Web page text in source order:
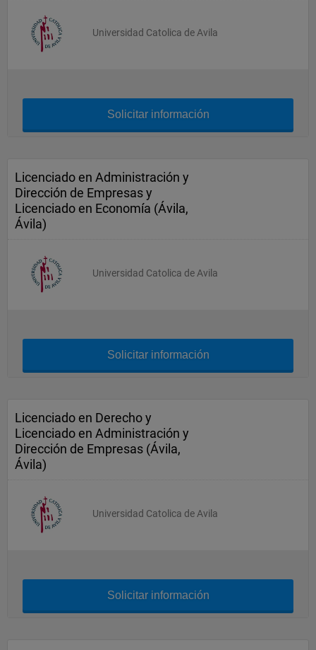
Universidad Catolica de Avila
Solicitar información
Licenciado en Administración y
Dirección de Empresas y
Licenciado en Economía (Ávila,
Ávila)
Universidad Catolica de Avila
Solicitar información
Licenciado en Derecho y
Licenciado en Administración y
Dirección de Empresas (Ávila,
Ávila)
Universidad Catolica de Avila
Solicitar información